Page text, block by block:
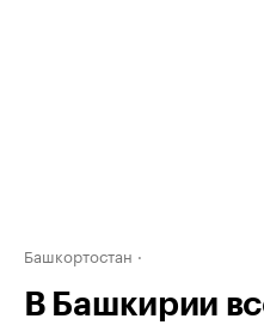
Башкортостан
В Башкирии